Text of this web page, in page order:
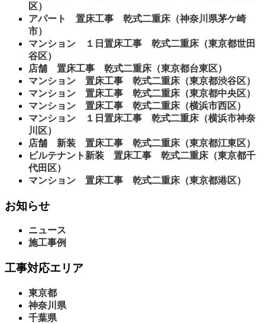
区）
アパート 置床工事 乾式二重床（神奈川県茅ケ崎
市）
マンション １日置床工事 乾式二重床（東京都世田
谷区）
店舗 置床工事 乾式二重床（東京都台東区）
マンション 置床工事 乾式二重床（東京都渋谷区）
マンション 置床工事 乾式二重床（東京都中央区）
マンション 置床工事 乾式二重床（横浜市西区）
マンション １日置床工事 乾式二重床（横浜市神奈
川区）
店舗 新装 置床工事 乾式二重床（東京都江東区）
ビルテナント新装 置床工事 乾式二重床（東京都千
代田区）
マンション 置床工事 乾式二重床（東京都港区）
お知らせ
ニュース
施工事例
工事対応エリア
東京都
神奈川県
千葉県